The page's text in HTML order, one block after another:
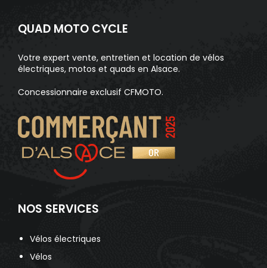
QUAD MOTO CYCLE
Votre expert vente, entretien et location de vélos
électriques, motos et quads en Alsace.
Concessionnaire exclusif CFMOTO.
NOS SERVICES
Vélos électriques
Vélos